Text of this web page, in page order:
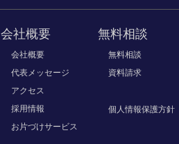
会社概要
会社概要
代表メッセージ
アクセス
採用情報
お片づけサービス
無料相談
無料相談
資料請求
個人情報保護方針